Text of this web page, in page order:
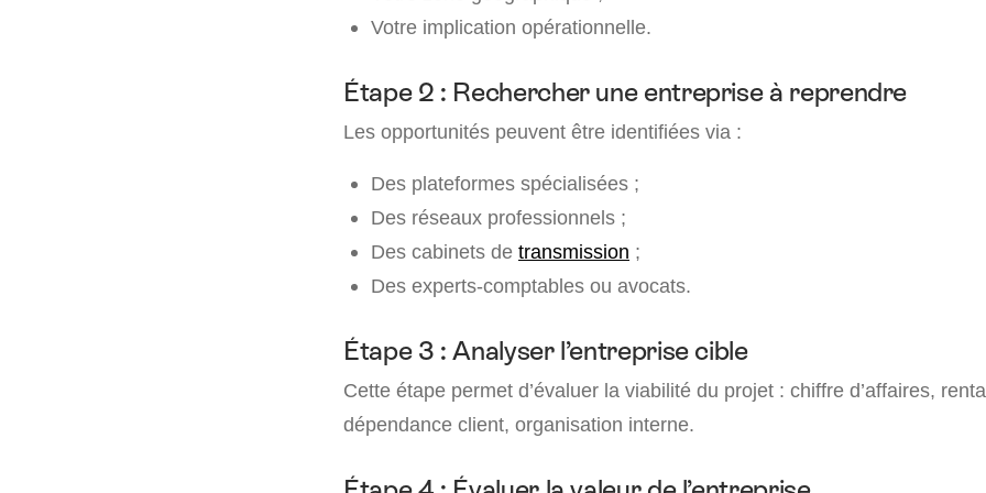
Votre implication opérationnelle.
Étape 2 : Rechercher une entreprise à reprendre
Les opportunités peuvent être identifiées via :
Des plateformes spécialisées ;
Des réseaux professionnels ;
Des cabinets de transmission ;
Des experts-comptables ou avocats.
Étape 3 : Analyser l’entreprise cible
Cette étape permet d’évaluer la viabilité du projet : chiffre d’affaires,
dépendance client, organisation interne.